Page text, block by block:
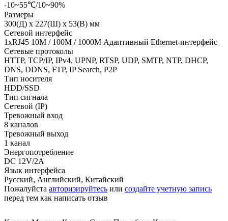
-10~55℃/10~90%
Размеры
300(Д) х 227(Ш) х 53(В) мм
Сетевой интерфейс
1xRJ45 10M / 100M / 1000M Адаптивный Ethernet-интерфейс
Сетевые протоколы
HTTP, TCP/IP, IPv4, UPNP, RTSP, UDP, SMTP, NTP, DHCP,
DNS, DDNS, FTP, IP Search, P2P
Тип носителя
HDD/SSD
Тип сигнала
Сетевой (IP)
Тревожный вход
8 каналов
Тревожный выход
1 канал
Энергопотребление
DC 12V/2A
Язык интерфейса
Русский, Английский, Китайский
Пожалуйста авторизируйтесь или создайте учетную запись
перед тем как написать отзыв